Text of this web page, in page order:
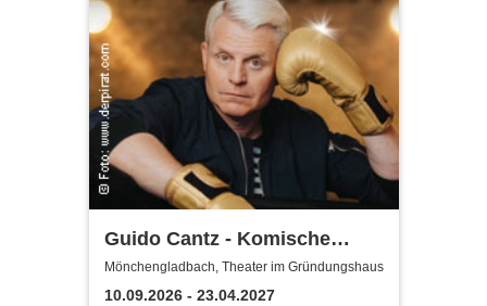
Guido Cantz - Komische
Zeiten | Das neue Programm
Mönchengladbach, Theater im Gründungshaus
10.09.2026 - 23.04.2027